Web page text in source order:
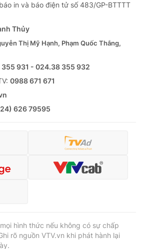
in và báo điện tử số 483/GP-BTTTT
Thủy
Thị Mỹ Hạnh, Phạm Quốc Thắng,
931 - 024.38 355 932
0988 671 671
626 79595
hình thức nếu không có sự chấp
rõ nguồn VTV.vn khi phát hành lại